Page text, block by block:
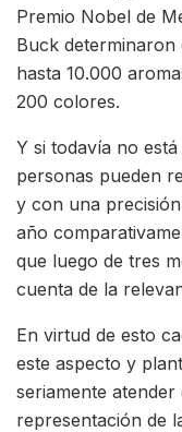
Premio Nobel de
Buck
hasta 10.000
200 colores.
Y si todavía no
personas pueden
y con una
año
que luego de tres
cuenta de la
En virtud de esto
este aspecto y
seriamente
representación de